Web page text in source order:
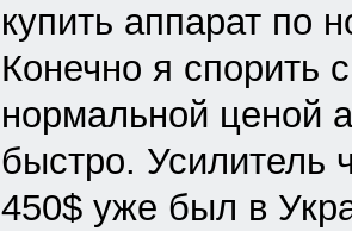
купить аппарат по
Конечно я спорить
нормальной ценой
быстро. Усилитель
450$ уже был в